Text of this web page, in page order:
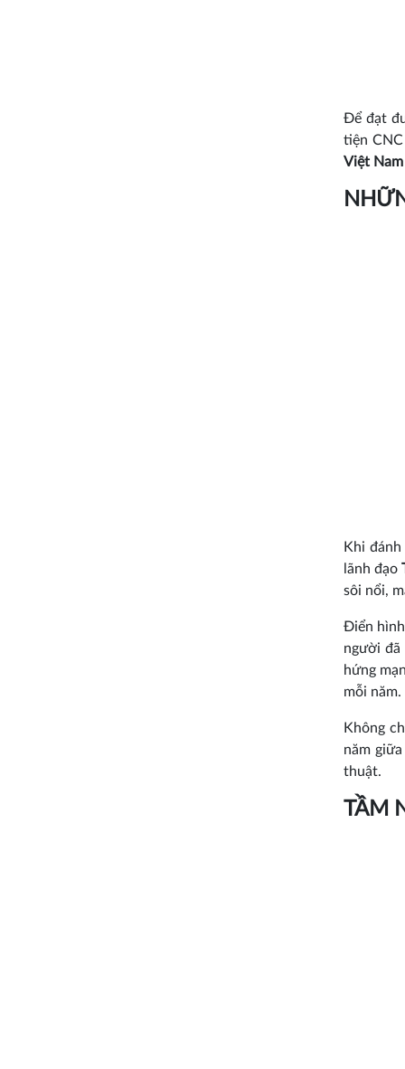
Để đạt
tiện
Việt Nam
Khi đánh
lãnh đạo
sôi nổi,
Điển
người đã
hứng
mỗi năm.
Không
năm giữa
thuật.
TẦM